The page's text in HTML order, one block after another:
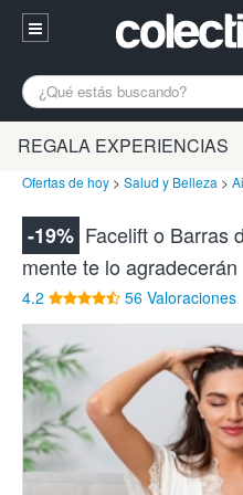
Entrar
94 652 38 15 (L-V 10:30-15:00)
¿Necesitas ayuda?
A Coruña Alicante
Bilbao Burgos
Gijón Huesca
Madrid Oviedo
Valencia Vitoria
REGALA EXPERIENCIAS
Ofertas de hoy > Salud y Belleza >
-19% Facelift o Barras
mente te lo agradecerán
4.2 56 Valoraciones